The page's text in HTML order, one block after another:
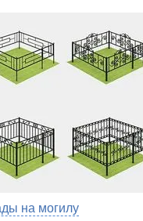
на могилу